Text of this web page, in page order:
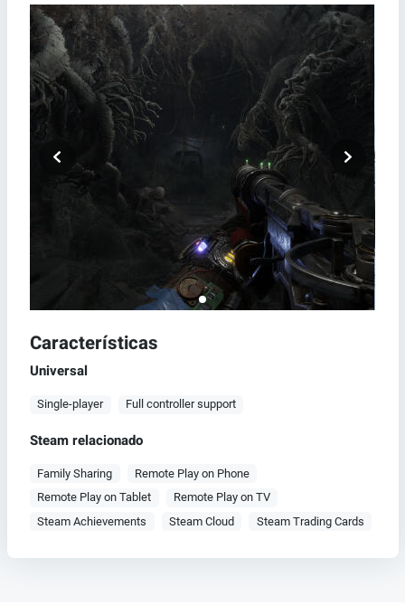
Características
Universal
Single-player Full controller support
Steam relacionado
Family Sharing
Remote Play on Phone
Remote Play on Tablet
Remote Play on TV
Steam Achievements
Steam Cloud Steam Trading Cards